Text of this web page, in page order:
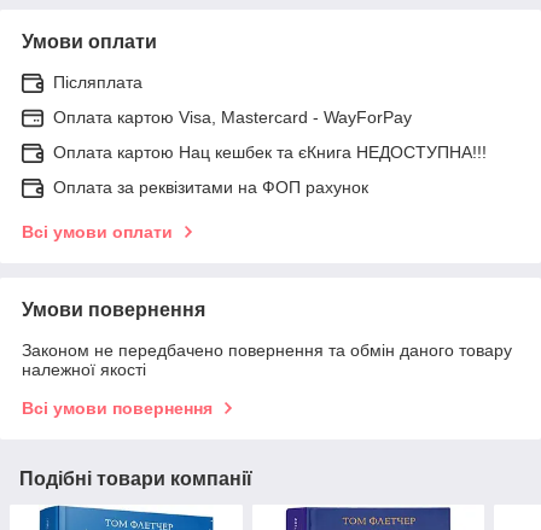
Умови оплати
Післяплата
Оплата картою Visa, Mastercard - WayForPay
Оплата картою Нац кешбек та єКнига НЕДОСТУПНА!!!
Оплата за реквізитами на ФОП рахунок
Всі умови оплати
Умови повернення
Законом не передбачено повернення та обмін даного товару
належної якості
Всі умови повернення
Подібні товари компанії